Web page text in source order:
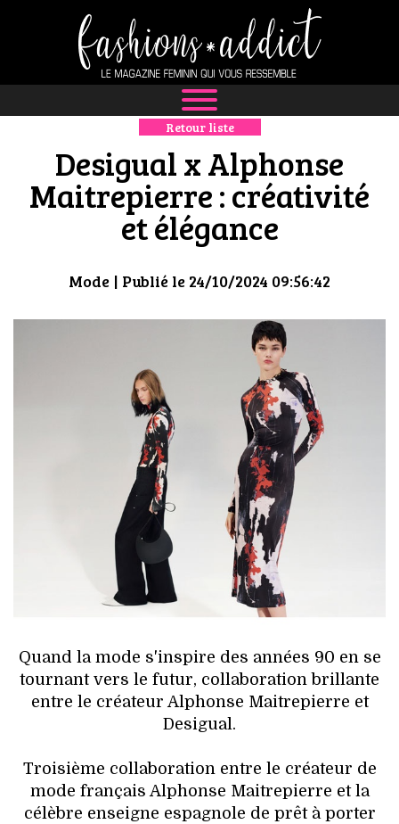
NEWS
MODE
LUXE
DÉFILÉS
BOUTIQUE
HIGH TECH
MAISON
LIEUX TENDANCES
BEAUTÉ
MODE DE RUE
JEUNES CRÉATEURS
HISTOIRE DES MARQUES
DÉCO
VOYAGES & LOISIRS
Retour liste
Desigual x Alphonse
Maitrepierre : créativité
et élégance
Mode | Publié le 24/10/2024 09:56:42
Quand la mode s'inspire des années 90 en se
tournant vers le futur, collaboration brillante
entre le créateur Alphonse Maitrepierre et
Desigual.
Troisième collaboration entre le créateur de
mode français Alphonse Maitrepierre et la
célèbre enseigne espagnole de prêt à porter